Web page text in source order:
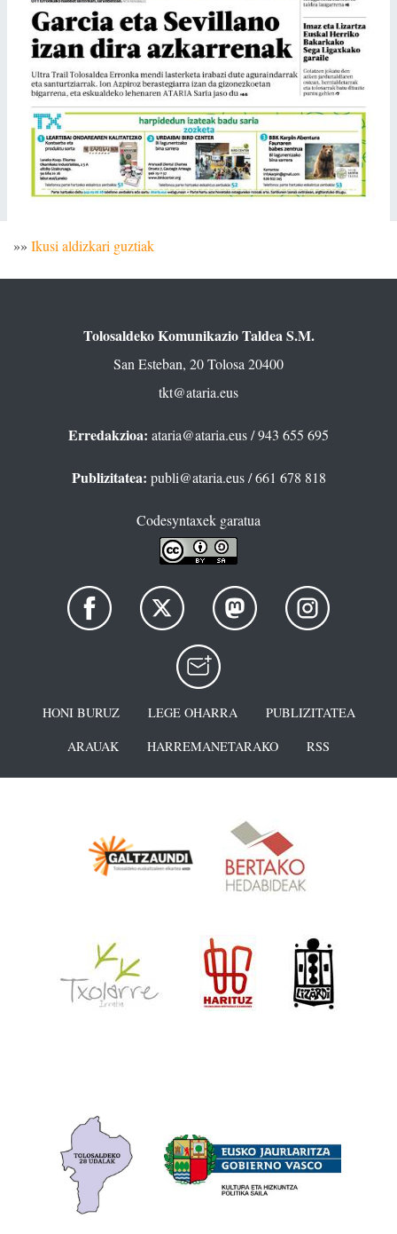
»» Ikusi aldizkari guztiak
Tolosaldeko Komunikazio Taldea S.M.
San Esteban, 20 Tolosa 20400
tkt@ataria.eus
Erredakzioa: ataria@ataria.eus/ 943 655 695
Publizitatea: publi@ataria.eus/ 661 678 818
Codesyntaxek garatua
HONI BURUZ LEGE OHARRA
PUBLIZITATEA
ARAUAK
HARREMANETARAKO RSS